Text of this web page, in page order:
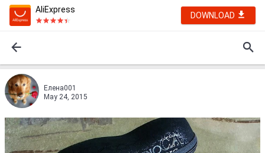
AliExpress
DOWNLOAD
Елена001
May 24, 2015